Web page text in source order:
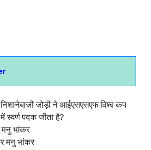
जोड़ी ने आईएसएसएफ विश्व कप
स्वर्ण पदक जीता है?
भांकर
मनु भांकर